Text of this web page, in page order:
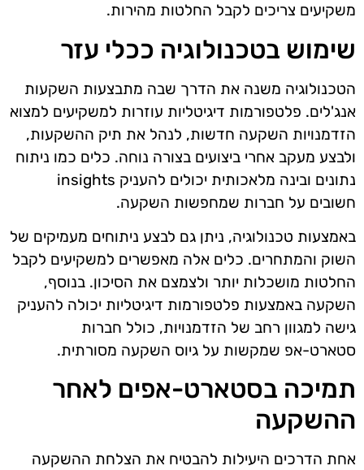
משקיעים צריכים לקבל החלטות מהירות.
שימוש בטכנולוגיה ככלי עזר
הטכנולוגיה משנה את הדרך שבה מתבצעות השקעות
אנג'לים. פלטפורמות דיגיטליות עוזרות למשקיעים למצוא
הזדמנויות השקעה חדשות, לנהל את תיק ההשקעות,
ולבצע מעקב אחרי ביצועים בצורה נוחה. כלים כמו ניתוח
נתונים ובינה מלאכותית יכולים להעניק insights
חשובים על חברות שמחפשות השקעה.
באמצעות טכנולוגיה, ניתן גם לבצע ניתוחים מעמיקים של
השוק והמתחרים. כלים אלה מאפשרים למשקיעים לקבל
החלטות מושכלות יותר ולצמצם את הסיכון. בנוסף,
השקעה באמצעות פלטפורמות דיגיטליות יכולה להעניק
גישה למגוון רחב של הזדמנויות, כולל חברות
סטארט-אפ שמקשות על גיוס השקעה מסורתית.
תמיכה בסטארט-אפים לאחר
ההשקעה
אחת הדרכים היעילות להבטיח את הצלחת ההשקעה